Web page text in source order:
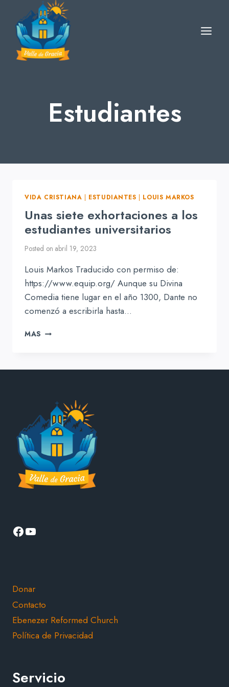
content
Estudiantes
VIDA CRISTIANA | ESTUDIANTES | LOUIS MARKOS
Unas siete exhortaciones a los
estudiantes universitarios
Posted on abril 19, 2023
Louis Markos Traducido con permiso de:
https://www.equip.org/ Aunque su Divina
Comedia tiene lugar en el año 1300, Dante no
comenzó a escribirla hasta…
MAS UNAS
Facebook
YouTube
Donar
Contacto
Ebenezer Reformed Church
Política de Privacidad
Servicio